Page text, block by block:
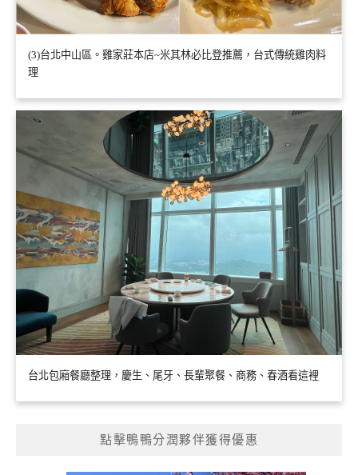
(3)台北中山區。雞家莊本店~米其林必比登推薦，台式傳統雞肉料
理
台北包廂餐廳整理，慶生、尾牙、長輩聚餐、商務、春酒看這裡
點擊鴨鴨分潤夥伴獲得優惠